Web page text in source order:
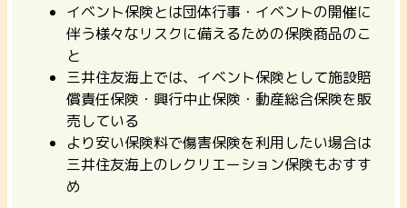
イベント保険とは団体行事・イベントの開催に
伴う様々なリスクに備えるための保険商品のこ
と
三井住友海上では、イベント保険として施設賠
償責任保険・興行中止保険・動産総合保険を販
売している
より安い保険料で傷害保険を利用したい場合は
三井住友海上のレクリエーション保険もおすす
め